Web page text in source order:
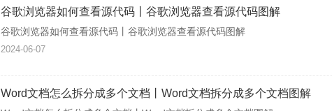
谷歌浏览器如何查看源代码丨谷歌浏览器查看源代码图解
谷歌浏览器如何查看源代码丨谷歌浏览器查看源代码图解
2024-06-07
Word文档怎么拆分成多个文档丨Word文档拆分成多个文档图解